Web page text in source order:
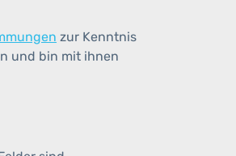
zur Kenntnis
und bin mit ihnen